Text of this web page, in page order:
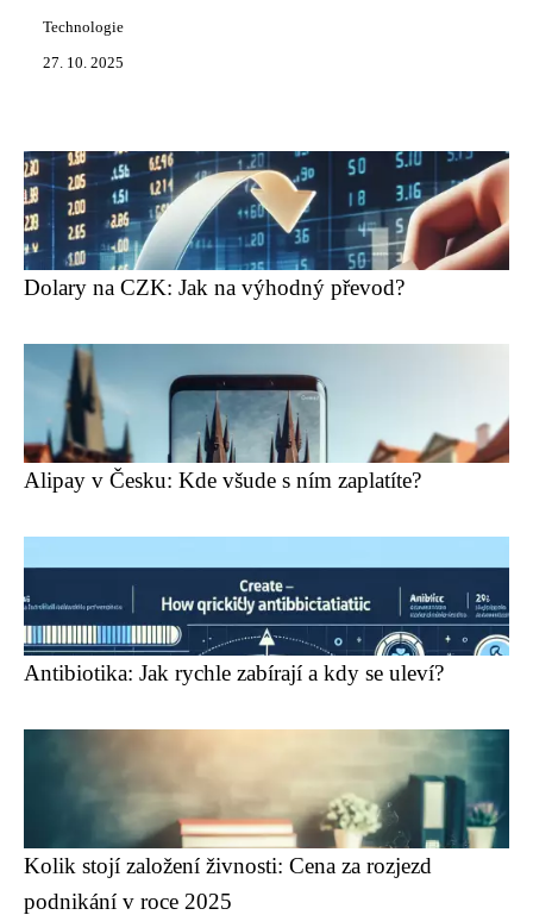
Technologie
27. 10. 2025
Dolary na CZK: Jak na výhodný převod?
Alipay v Česku: Kde všude s ním zaplatíte?
Antibiotika: Jak rychle zabírají a kdy se uleví?
Kolik stojí založení živnosti: Cena za rozjezd
podnikání v roce 2025